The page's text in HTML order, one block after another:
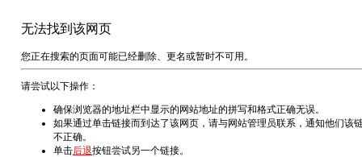
无法找到该网页
您正在搜索的页面可能已经删除、更名或暂时不可用。
请尝试以下操作：
确保浏览器的地址栏中显示的网站地址的拼写和格式正确无误。
如果通过单击链接而到达了该网页，请与网站管理员联系，通知他们该
不正确。
单击后退按钮尝试另一个链接。